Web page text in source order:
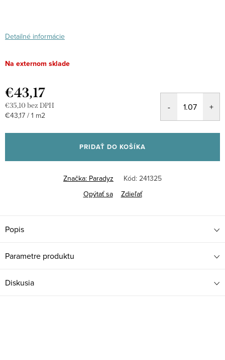
Detailné informácie
Na externom sklade
€43,17
€35,10 bez DPH
Jednotková
€43,17 / 1 m2
PRIDAŤ DO KOŠÍKA
Značka: Paradyz Kód: 241325
Opýtať sa
Zdieľať
Popis
Parametre produktu
Diskusia